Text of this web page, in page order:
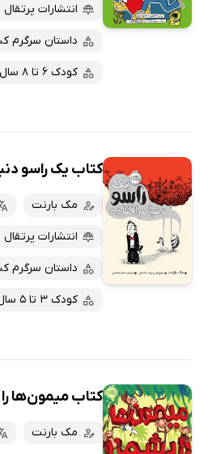
انتشارات پرتقال
داستان سرگرم
کودک 6 تا 8 سال
کتاب یک راسو
مک بارنت
انتشارات پرتقال
داستان سرگرم
کودک 3 تا 5 سال
کتاب میمون‌ها
مک بارنت